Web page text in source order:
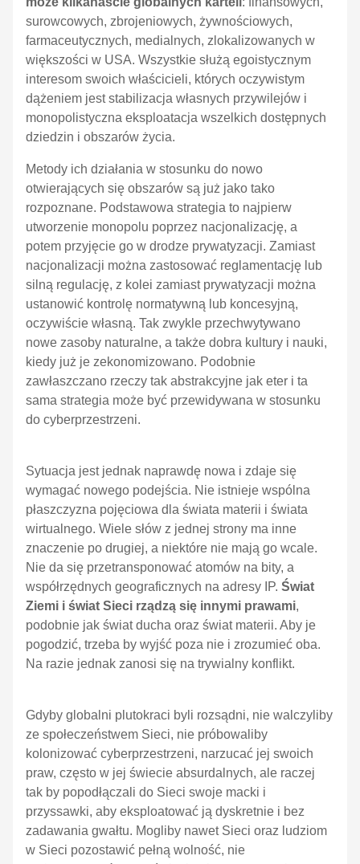
surowcowych, zbrojeniowych, żywnościowych,
farmaceutycznych, medialnych, zlokalizowanych w
większości w USA. Wszystkie służą egoistycznym
interesom swoich właścicieli, których oczywistym
dążeniem jest stabilizacja własnych przywilejów i
monopolistyczna eksploatacja wszelkich dostępnych
dziedzin i obszarów życia.
Metody ich działania w stosunku do nowo
otwierających się obszarów są już jako tako
rozpoznane. Podstawowa strategia to najpierw
utworzenie monopolu poprzez nacjonalizację, a
potem przyjęcie go w drodze prywatyzacji. Zamiast
nacjonalizacji można zastosować reglamentację lub
silną regulację, z kolei zamiast prywatyzacji można
ustanowić kontrolę normatywną lub koncesyjną,
oczywiście własną. Tak zwykle przechwytywano
nowe zasoby naturalne, a także dobra kultury i nauki,
kiedy już je zekonomizowano. Podobnie
zawłaszczano rzeczy tak abstrakcyjne jak eter i ta
sama strategia może być przewidywana w stosunku
do cyberprzestrzeni.
Sytuacja jest jednak naprawdę nowa i zdaje się
wymagać nowego podejścia. Nie istnieje wspólna
płaszczyzna pojęciowa dla świata materii i świata
wirtualnego. Wiele słów z jednej strony ma inne
znaczenie po drugiej, a niektóre nie mają go wcale.
Nie da się przetransponować atomów na bity, a
współrzędnych geograficznych na adresy IP. Świat
Ziemi i świat Sieci rządzą się innymi prawami,
podobnie jak świat ducha oraz świat materii. Aby je
pogodzić, trzeba by wyjść poza nie i zrozumieć oba.
Na razie jednak zanosi się na trywialny konflikt.
Gdyby globalni plutokraci byli rozsądni, nie walczyliby
ze społeczeństwem Sieci, nie próbowaliby
kolonizować cyberprzestrzeni, narzucać jej swoich
praw, często w jej świecie absurdalnych, ale raczej
tak by popodłączali do Sieci swoje macki i
przyssawki, aby eksploatować ją dyskretnie i bez
zadawania gwałtu. Mogliby nawet Sieci oraz ludziom
w Sieci pozostawić pełną wolność, nie